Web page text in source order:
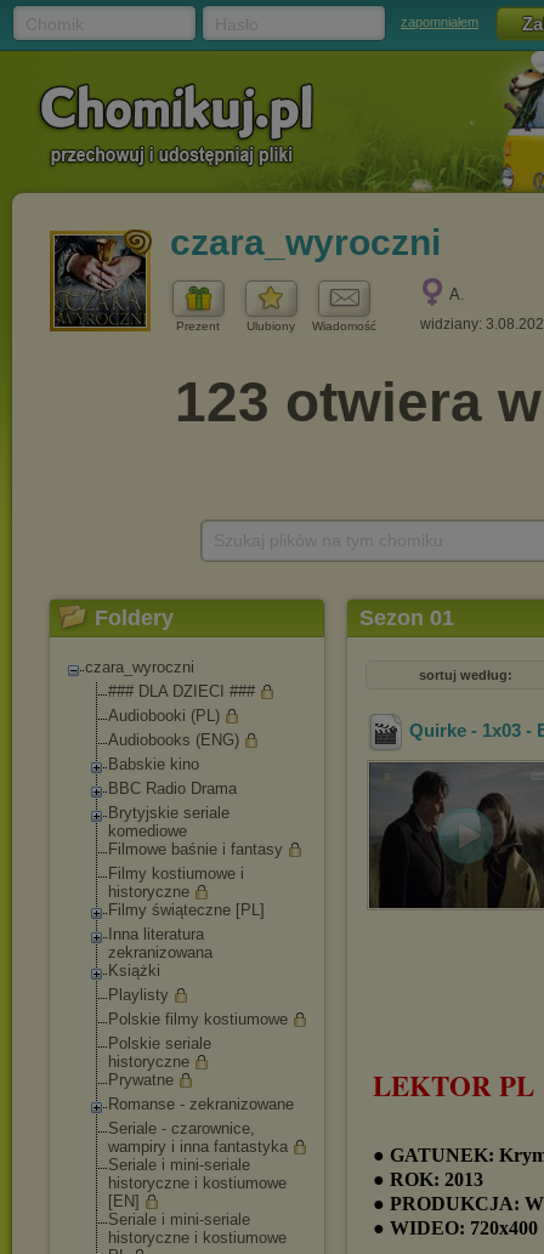
zapomniałem
czara_wyroczni
Prezent Ulubiony Wiadomość
A.
widziany:
Foldery
czara_wyroczni
### DLA DZIECI ###
Audiobooki (PL)
Audiobooks (ENG)
Babskie kino
BBC Radio Drama
Brytyjskie seriale
komediowe
Filmowe baśnie i fantasy
Filmy kostiumowe i
historyczne
Filmy świąteczne [PL]
Inna literatura
zekranizowana
Książki
Playlisty
Polskie filmy kostiumowe
Polskie seriale
historyczne
Prywatne
Romanse - zekranizowane
Seriale - czarownice,
wampiry i inna fantastyka
Seriale i mini-seriale
historyczne i kostiumowe
[EN]
Seriale i mini-seriale
historyczne i kostiumowe
Sezon 01
sortuj według:
Quirke - 1x03 -
LEKTOR PL
● GATUNEK:
● ROK: 2013
● PRODUKCJA:
● WIDEO: 720x400